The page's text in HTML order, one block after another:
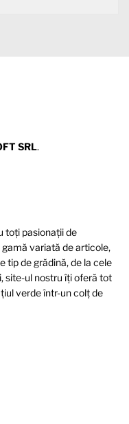
SRL.
toți pasionații de
variată de articole,
tip de grădină, de la cele
site-ul nostru îți oferă tot
verde într-un colț de